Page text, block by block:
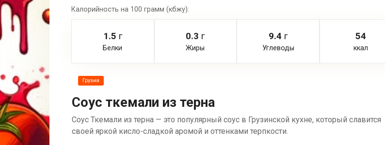
Калорийность на 100 грамм (кбжу):
1.5 г
Белки
0.3 г
Жиры
9.4 г
Углеводы
54
ккал
Грузия
Соус ткемали из терна
Соус Ткемали из терна — это популярный соус в Грузинской кухне, который славится
своей яркой кисло-сладкой аромой и оттенками терпкости.